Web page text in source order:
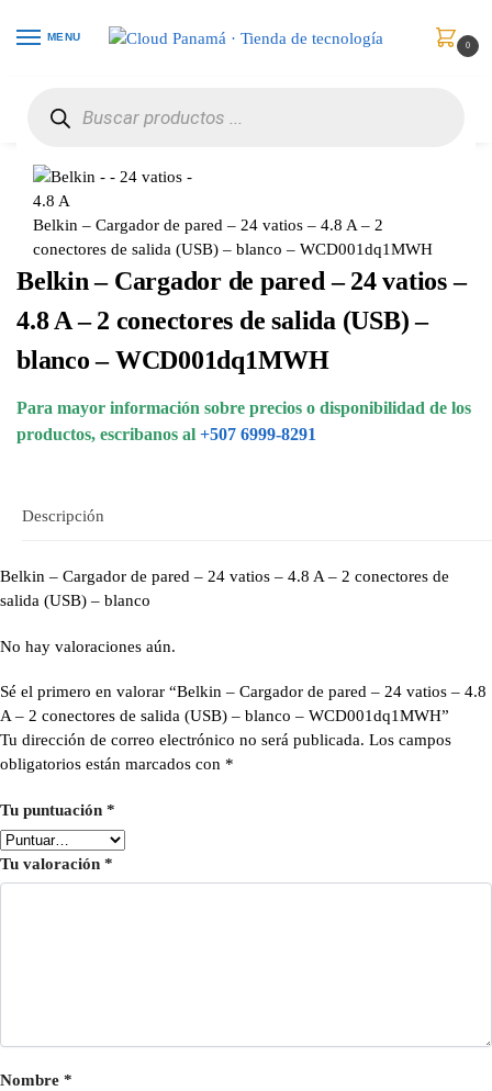
MENU
0
Belkin – Cargador de pared – 24 vatios – 4.8 A – 2
conectores de salida (USB) – blanco – WCD001dq1MWH
Belkin – Cargador de pared – 24 vatios –
4.8 A – 2 conectores de salida (USB) –
blanco – WCD001dq1MWH
Para mayor información sobre precios o disponibilidad de los
productos, escribanos al +507 6999-8291
Descripción
Belkin – Cargador de pared – 24 vatios – 4.8 A – 2 conectores de
salida (USB) – blanco
No hay valoraciones aún.
Sé el primero en valorar “Belkin – Cargador de pared – 24 vatios – 4.8
A – 2 conectores de salida (USB) – blanco – WCD001dq1MWH”
Tu dirección de correo electrónico no será publicada. Los campos
obligatorios están marcados con *
Tu puntuación *
Tu valoración *
Nombre *